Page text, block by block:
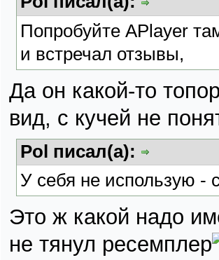
Попробуйте APlayer
и встречал отзывы,
Да он какой-то
вид, с кучей не
Pol писал(а):
У себя не использую -
Это ж какой надо
не тянул ресемплер